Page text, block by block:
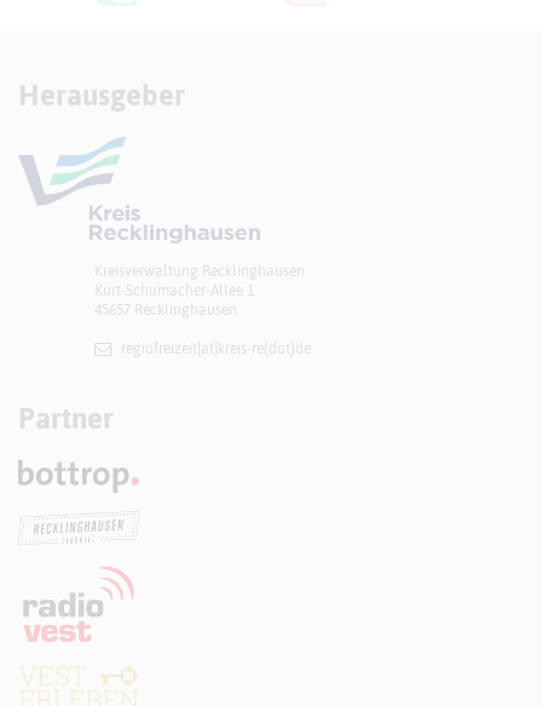
Herausgeber
Kreisverwaltung Recklinghausen
Kurt-Schumacher-Allee 1
45657 Recklinghausen
regiofreizeit[at]​kreis-re(dot)de
Partner